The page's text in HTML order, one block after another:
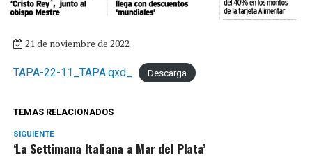
21 de noviembre de 2022
TAPA-22-11_TAPA.qxd_ Descarga
TEMAS RELACIONADOS
SIGUIENTE
‘La Settimana Italiana a Mar del Plata’